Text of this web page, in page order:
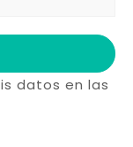
datos en las